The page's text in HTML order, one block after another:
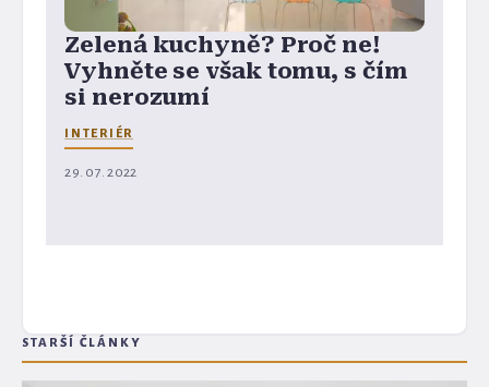
Zelená kuchyně? Proč ne!
Vyhněte se však tomu, s čím
si nerozumí
INTERIÉR
29. 07. 2022
STARŠÍ ČLÁNKY